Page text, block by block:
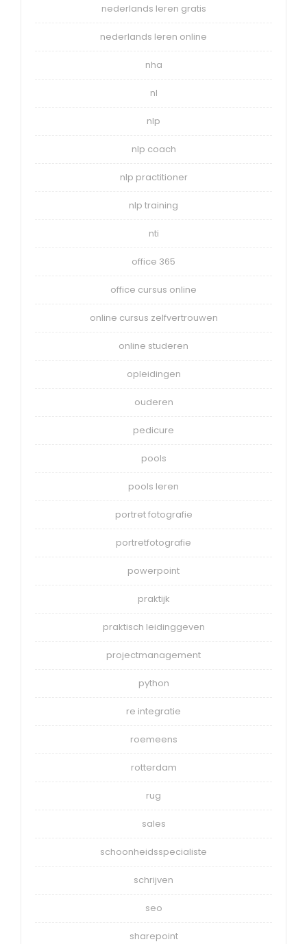
nederlands leren gratis
nederlands leren online
nha
nl
nlp
nlp coach
nlp practitioner
nlp training
nti
office 365
office cursus online
online cursus zelfvertrouwen
online studeren
opleidingen
ouderen
pedicure
pools
pools leren
portret fotografie
portretfotografie
powerpoint
praktijk
praktisch leidinggeven
projectmanagement
python
re integratie
roemeens
rotterdam
rug
sales
schoonheidsspecialiste
schrijven
seo
sharepoint